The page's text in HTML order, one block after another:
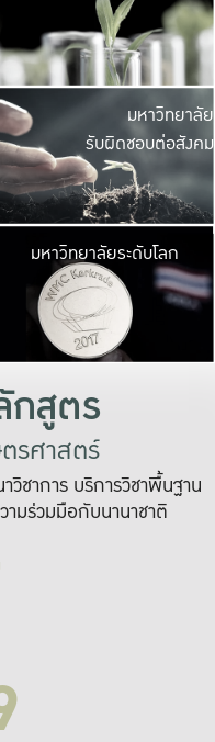
มีพื้นที่เขียวสดใส
เป็นป่าในเมือง เกษต
มหาวิ
ค
เปิดประ
และพบเรื่องราวใ
มหาวิทยาลัย
รับผิดชอบต่อสังคม
มหาวิ
เปลี่ยนแปลง แล
เพื่อทำง
ระบบสารสนเทศ
มหาวิทยาลัยระดับโลก
สูตร
รศาสตร์
าการ บริการวิชาพื้นฐาน
ามร่วมมือกับนานาชาติ